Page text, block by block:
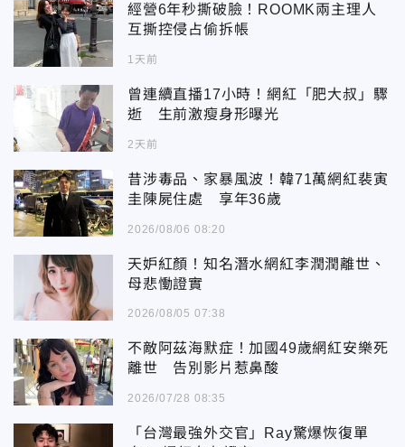
經營6年秒撕破臉！ROOMK兩主理人
互撕控侵占偷拆帳
1天前
曾連續直播17小時！網紅「肥大叔」驟
逝 生前激瘦身形曝光
2天前
昔涉毒品、家暴風波！韓71萬網紅裴寅
圭陳屍住處 享年36歲
2026/08/06 08:20
天妒紅顏！知名潛水網紅李潤潤離世、
母悲慟證實
2026/08/05 07:38
不敵阿茲海默症！加國49歲網紅安樂死
離世 告別影片惹鼻酸
2026/07/28 08:35
「台灣最強外交官」Ray驚爆恢復單